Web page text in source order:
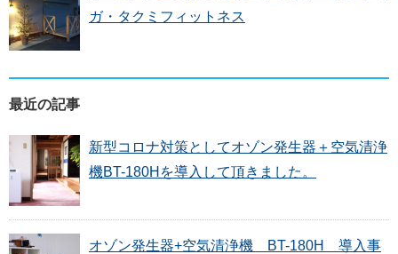
ガ・タクミフィットネス
最近の記事
新型コロナ対策としてオゾン発生器＋空気清浄
機BT-180Hを導入して頂きました。
オゾン発生器+空気清浄機 BT-180H 導入事